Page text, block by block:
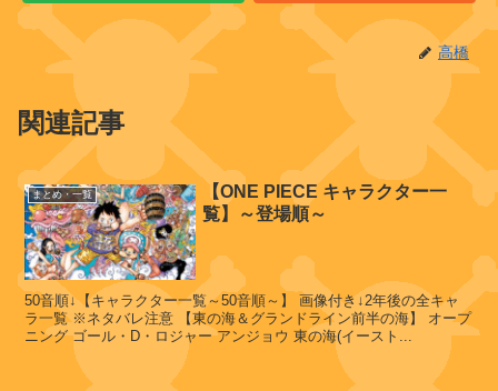
高橋
関連記事
まとめ・一覧
【ONE PIECE キャラクター一
覧】～登場順～
50音順↓【キャラクター一覧～50音順～】 画像付き↓2年後の全キャ
ラ一覧 ※ネタバレ注意 【東の海＆グランドライン前半の海】 オープ
ニング ゴール・D・ロジャー アンジョウ 東の海(イースト...